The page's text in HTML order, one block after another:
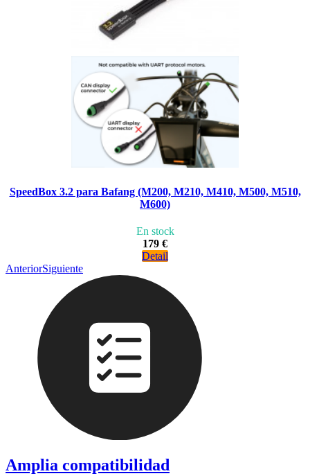
SpeedBox 3.2 para Bafang (M200, M210, M410, M500, M510,
M600)
En stock
179 €
Detail
AnteriorSiguiente
Amplia compatibilidad